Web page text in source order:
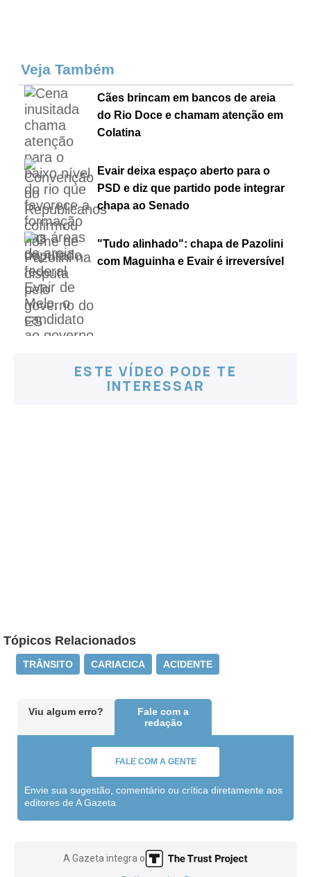
Veja Também
Cães brincam em bancos de areia
do Rio Doce e chamam atenção em
Colatina
Evair deixa espaço aberto para o
PSD e diz que partido pode integrar
chapa ao Senado
"Tudo alinhado": chapa de Pazolini
com Maguinha e Evair é irreversível
ESTE VÍDEO PODE TE
INTERESSAR
Tópicos Relacionados
TRÂNSITO CARIACICA ACIDENTE
Viu algum erro?
Fale com a
redação
FALE COM A GENTE
Envie sua sugestão, comentário ou crítica diretamente aos
editores de A Gazeta
A Gazeta integra o